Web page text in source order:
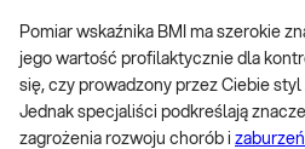
Pomiar wskaźnika BMI ma szerokie
jego wartość profilaktycznie dla
się, czy prowadzony przez Ciebie
Jednak specjaliści podkreślają
zagrożenia rozwoju chorób i